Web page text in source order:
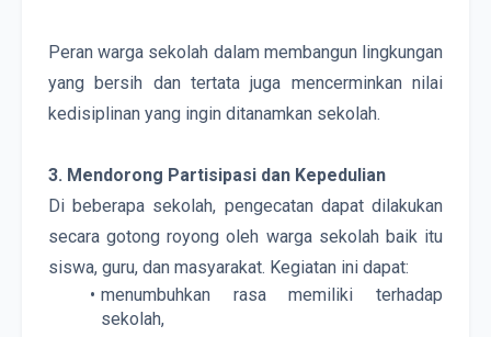
Peran warga sekolah dalam membangun lingkungan
yang bersih dan tertata juga mencerminkan nilai
kedisiplinan yang ingin ditanamkan sekolah.
3. Mendorong Partisipasi dan Kepedulian
Di beberapa sekolah, pengecatan dapat dilakukan
secara gotong royong oleh warga sekolah baik itu
siswa, guru, dan masyarakat. Kegiatan ini dapat:
menumbuhkan rasa memiliki terhadap
sekolah,